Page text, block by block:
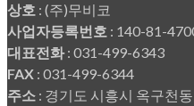
상호 : (주)무비코
사업자등록번호 : 140-81-
대표전화: 031-499-6343
FAX : 031-499-6344
주소 : 경기도 시흥시 옥구천